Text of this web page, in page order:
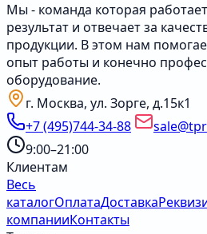
Мы - команда которая
результат и отвечает за
продукции. В этом нам
опыт работы и конечно
оборудование.
г. Москва, ул. Зорге, д.15к1
+7 (495)744-34-88
9:00–21:00
Клиентам
Весь
каталогОплатаДоставка
компанииКонтакты